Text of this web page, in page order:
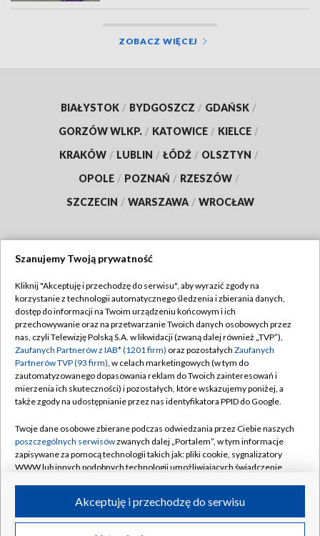
ZOBACZ WIĘCEJ
BIAŁYSTOK / BYDGOSZCZ / GDAŃSK /
GORZÓW WLKP. / KATOWICE / KIELCE /
KRAKÓW / LUBLIN / ŁÓDŹ / OLSZTYN /
OPOLE / POZNAŃ / RZESZÓW /
SZCZECIN / WARSZAWA / WROCŁAW
TVP
Abonament TVP
Emisja w TVP
Centrum informacji TVP
Naziemna Telewizja Cyfrowa
Rada Programowa
System NOS
Informacje o nadawcy
Program dla prasy
Regulamin TVP
Polityka prywatności
Moje zgody
Pomoc
Kontakt
Kanały
©2026 Telewizja Polska S.A. w likwidacji
Szanujemy Twoją prywatność
Kliknij "Akceptuję i przechodzę do serwisu", aby wyrazić zgody na
korzystanie z technologii automatycznego śledzenia i zbierania danych,
dostęp do informacji na Twoim urządzeniu końcowym i ich
przechowywanie oraz na przetwarzanie Twoich danych osobowych przez
nas, czyli Telewizję Polską S.A. w likwidacji (zwaną dalej również „TVP”),
Zaufanych Partnerów z IAB* (1201 firm) oraz pozostałych Zaufanych
Partnerów TVP (93 firm), w celach marketingowych (w tym do
zautomatyzowanego dopasowania reklam do Twoich zainteresowań i
mierzenia ich skuteczności) i pozostałych, które wskazujemy poniżej, a
także zgody na udostępnianie przez nas identyfikatora PPID do Google.
Twoje dane osobowe zbierane podczas odwiedzania przez Ciebie naszych
poszczególnych serwisówzwanych dalej „Portalem”, w tym informacje
zapisywane za pomocą technologii takich jak: pliki cookie, sygnalizatory
WWW lub innych podobnych technologii umożliwiających świadczenie
ruchu w Internecie.
Twoje dane osobowe zbierane podczas odwiedzania przez Ciebie
Akceptuję i przechodzę do serwisu